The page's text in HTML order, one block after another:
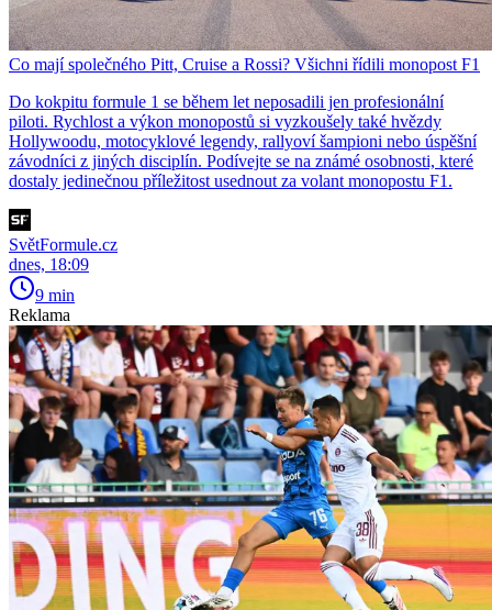
Co mají společného Pitt, Cruise a Rossi? Všichni řídili monopost F1
Do kokpitu formule 1 se během let neposadili jen profesionální
piloti. Rychlost a výkon monopostů si vyzkoušely také hvězdy
Hollywoodu, motocyklové legendy, rallyoví šampioni nebo úspěšní
závodníci z jiných disciplín. Podívejte se na známé osobnosti, které
dostaly jedinečnou příležitost usednout za volant monopostu F1.
SvětFormule.cz
dnes, 18:09
9 min
Reklama